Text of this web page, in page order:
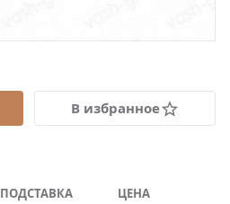
В избранное
ПОДСТАВКА ЦЕНА